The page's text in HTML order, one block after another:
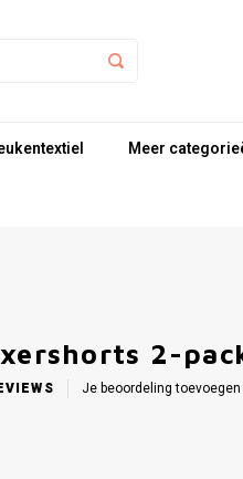
Meer
2-
Je beoordeling toevoegen